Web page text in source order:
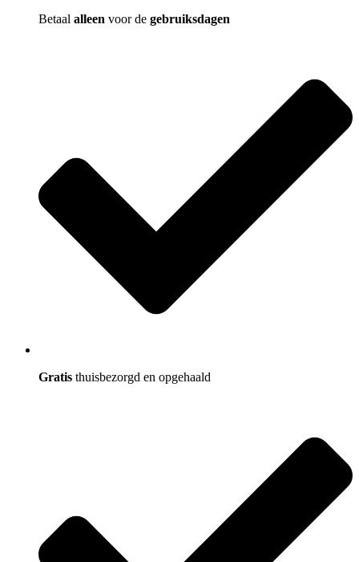
Betaal alleen voor de gebruiksdagen
Gratis thuisbezorgd en opgehaald